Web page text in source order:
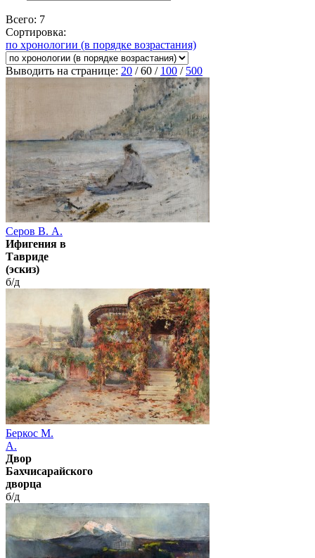
Всего: 7
Сортировка:
по хронологии (в порядке возрастания)
Выводить на странице: 20 /60 / 100 / 500
Серов В. А.
Ифигения в
Тавриде
(эскиз)
б/д
Беркос М.
А.
Двор
Бахчисарайского
дворца
б/д